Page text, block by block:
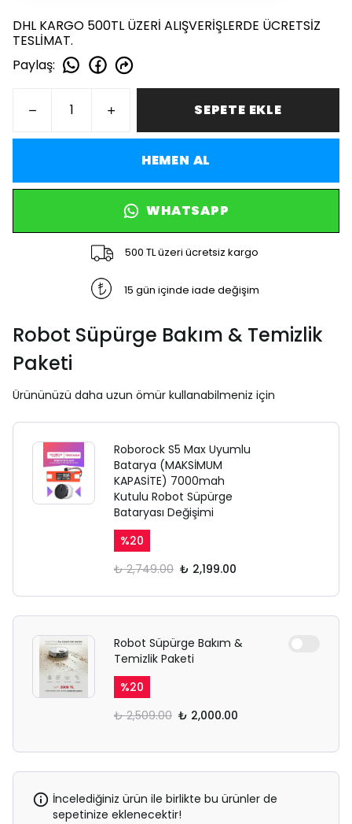
DHL KARGO 500TL ÜZERİ ALIŞVERİŞLERDE ÜCRETSİZ
TESLİMAT.
Paylaş:
SEPETE EKLE
HEMEN AL
WHATSAPP
500 TL üzeri ücretsiz kargo
15 gün içinde iade değişim
Robot Süpürge Bakım & Temizlik
Paketi
Ürününüzü daha uzun ömür kullanabilmeniz için
Roborock S5 Max Uyumlu
Batarya (MAKSİMUM
KAPASİTE) 7000mah
Kutulu Robot Süpürge
Bataryası Değişimi
%20
₺ 2,749.00 ₺ 2,199.00
Robot Süpürge Bakım &
Temizlik Paketi
%20
₺ 2,509.00 ₺ 2,000.00
İncelediğiniz ürün ile birlikte bu ürünler de
sepetinize eklenecektir!